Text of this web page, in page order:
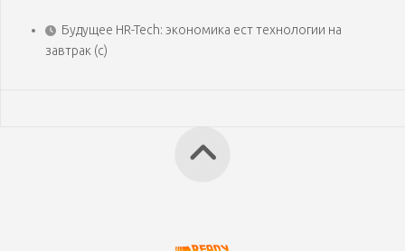
Будущее HR-Tech: экономика ест технологии на
завтрак (с)